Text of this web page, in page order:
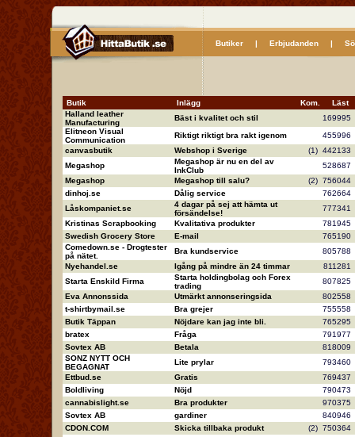
Butiker| Erbjudanden|
Butik Inlägg Kom.
Läst
Halland leather
Manufacturing
Bäst i kvalitet och stil
169995
Elitneon Visual
Communication
Riktigt riktigt bra rakt igenom
455996
canvasbutik
Webshop i Sverige (1) 442133
Megashop
Megashop är nu en del av
InkClub
528687
Megashop
Megashop till salu? (2) 756044
dinhoj.se
Dålig service
762664
Låskompaniet.se
4 dagar på sej att hämta ut
försändelse!
777341
Kristinas Scrapbooking
Kvalitativa produkter
781945
Swedish Grocery Store
E-mail
765190
Comedown.se - Drogtester
på nätet.
Bra kundservice
805788
Nyehandel.se
Igång på mindre än 24 timmar
811281
Starta Enskild Firma
Starta holdingbolag och Forex
trading
807825
Eva Annonssida
Utmärkt annonseringsida
802558
t-shirtbymail.se
Bra grejer
755558
Butik Täppan
Nöjdare kan jag inte bli.
765295
bratex
Fråga
791977
Sovtex AB
Betala
818009
SONZ NYTT OCH
BEGAGNAT
Lite prylar
793460
Ettbud.se
Gratis
769437
Boldliving
Nöjd
790473
cannabislight.se
Bra produkter
970375
Sovtex AB
gardiner
840946
CDON.COM
Skicka tillbaka produkt (2) 750364